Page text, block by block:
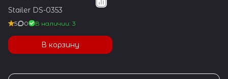
Stailer DS-0353
5 0 В наличии: 3
В корзину